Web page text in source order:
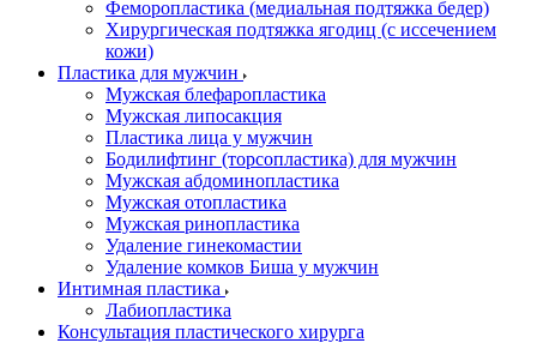
Феморопластика (медиальная подтяжка бедер)
Хирургическая подтяжка ягодиц (с иссечением
кожи)
Пластика для мужчин
Мужская блефаропластика
Мужская липосакция
Пластика лица у мужчин
Бодилифтинг (торсопластика) для мужчин
Мужская абдоминопластика
Мужская отопластика
Мужская ринопластика
Удаление гинекомастии
Удаление комков Биша у мужчин
Интимная пластика
Лабиопластика
Консультация пластического хирурга